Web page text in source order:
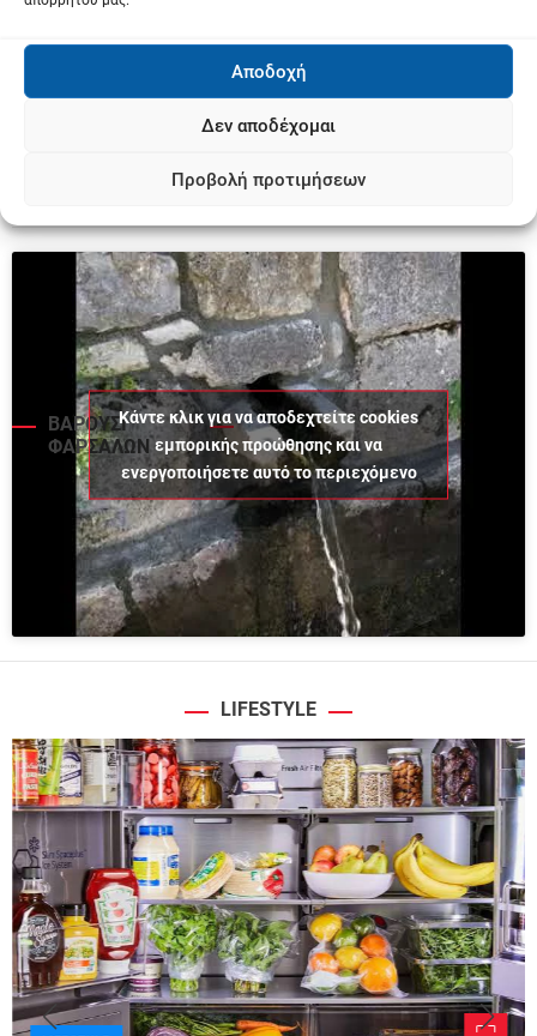
Αποδοχή
Δεν αποδέχομαι
Προβολή προτιμήσεων
ΕΚΔΟΣΗ ΕΦΗΜΕΡΙΔΑΣ ΣΤΑ ΠΕΡΙΠΤΕΡΑ
ΒΑΡΟΥΣΙ
ΦΑΡΣΑΛΩΝ
Κάντε κλικ για να αποδεχτείτε cookies
εμπορικής προώθησης και να
ενεργοποιήσετε αυτό το περιεχόμενο
LIFESTYLE